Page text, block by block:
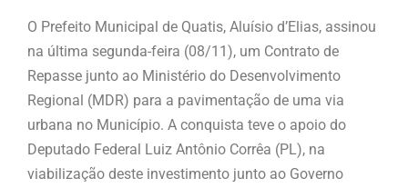
O Prefeito Municipal de Quatis, Aluísio d’Elias, assinou
na última segunda-feira (08/11), um Contrato de
Repasse junto ao Ministério do Desenvolvimento
Regional (MDR) para a pavimentação de uma via
urbana no Município. A conquista teve o apoio do
Deputado Federal Luiz Antônio Corrêa (PL), na
viabilização deste investimento junto ao Governo